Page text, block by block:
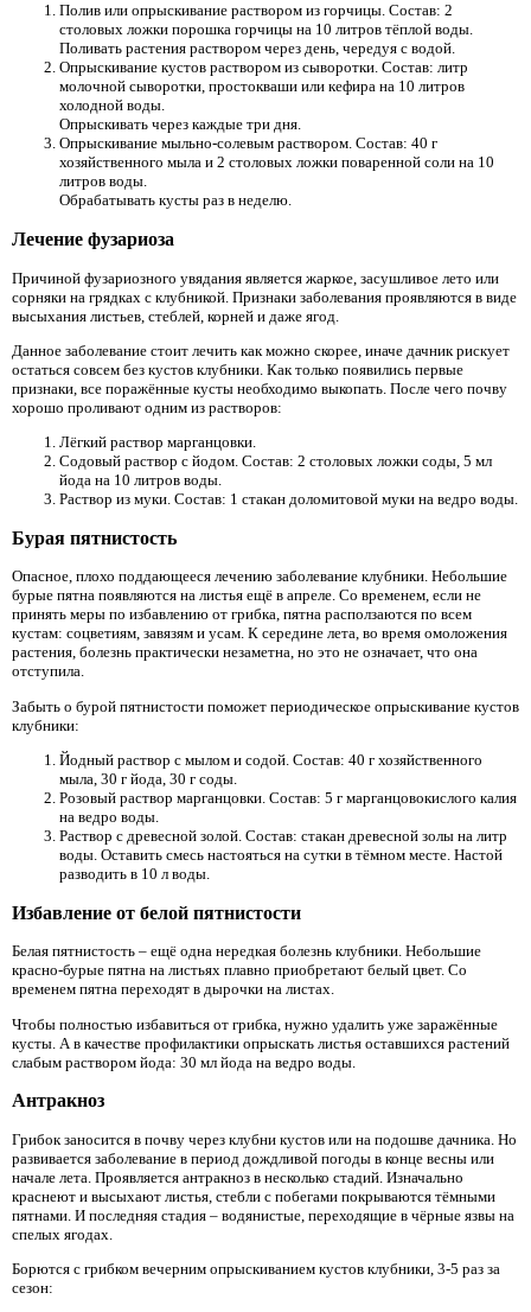
Полив или опрыскивание раствором из горчицы. Состав: 2
столовых ложки порошка горчицы на 10 литров тёплой воды.
Поливать растения раствором через день, чередуя с водой.
Опрыскивание кустов раствором из сыворотки. Состав: литр
молочной сыворотки, простокваши или кефира на 10 литров
холодной воды.
Опрыскивать через каждые три дня.
Опрыскивание мыльно-солевым раствором. Состав: 40 г
хозяйственного мыла и 2 столовых ложки поваренной соли на 10
литров воды.
Обрабатывать кусты раз в неделю.
Лечение фузариоза
Причиной фузариозного увядания является жаркое, засушливое лето или
сорняки на грядках с клубникой. Признаки заболевания проявляются в виде
высыхания листьев, стеблей, корней и даже ягод.
Данное заболевание стоит лечить как можно скорее, иначе дачник рискует
остаться совсем без кустов клубники. Как только появились первые
признаки, все поражённые кусты необходимо выкопать. После чего почву
хорошо проливают одним из растворов:
Лёгкий раствор марганцовки.
Содовый раствор с йодом. Состав: 2 столовых ложки соды, 5 мл
йода на 10 литров воды.
Раствор из муки. Состав: 1 стакан доломитовой муки на ведро воды.
Бурая пятнистость
Опасное, плохо поддающееся лечению заболевание клубники. Небольшие
бурые пятна появляются на листья ещё в апреле. Со временем, если не
принять меры по избавлению от грибка, пятна расползаются по всем
кустам: соцветиям, завязям и усам. К середине лета, во время омоложения
растения, болезнь практически незаметна, но это не означает, что она
отступила.
Забыть о бурой пятнистости поможет периодическое опрыскивание кустов
клубники:
Йодный раствор с мылом и содой. Состав: 40 г хозяйственного
мыла, 30 г йода, 30 г соды.
Розовый раствор марганцовки. Состав: 5 г марганцовокислого калия
на ведро воды.
Раствор с древесной золой. Состав: стакан древесной золы на литр
воды. Оставить смесь настояться на сутки в тёмном месте. Настой
разводить в 10 л воды.
Избавление от белой пятнистости
Белая пятнистость – ещё одна нередкая болезнь клубники. Небольшие
красно-бурые пятна на листьях плавно приобретают белый цвет. Со
временем пятна переходят в дырочки на листах.
Чтобы полностью избавиться от грибка, нужно удалить уже заражённые
кусты. А в качестве профилактики опрыскать листья оставшихся растений
слабым раствором йода: 30 мл йода на ведро воды.
Антракноз
Грибок заносится в почву через клубни кустов или на подошве дачника. Но
развивается заболевание в период дождливой погоды в конце весны или
начале лета. Проявляется антракноз в несколько стадий. Изначально
краснеют и высыхают листья, стебли с побегами покрываются тёмными
пятнами. И последняя стадия – водянистые, переходящие в чёрные язвы на
спелых ягодах.
Борются с грибком вечерним опрыскиванием кустов клубники, 3-5 раз за
сезон: